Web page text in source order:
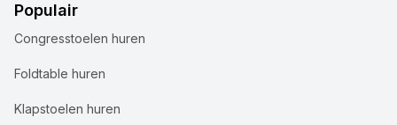
Populair
Congresstoelen huren
Foldtable huren
Klapstoelen huren